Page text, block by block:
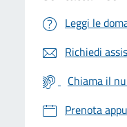
Leggi le
Richiedi
Chiama il
Prenota